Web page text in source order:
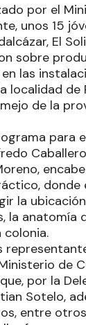
por el
unos 15
El
sobre
las
localidad de
de la
para
donde
la
la anatomía
colonia.
de
por la
Sotelo,
entre